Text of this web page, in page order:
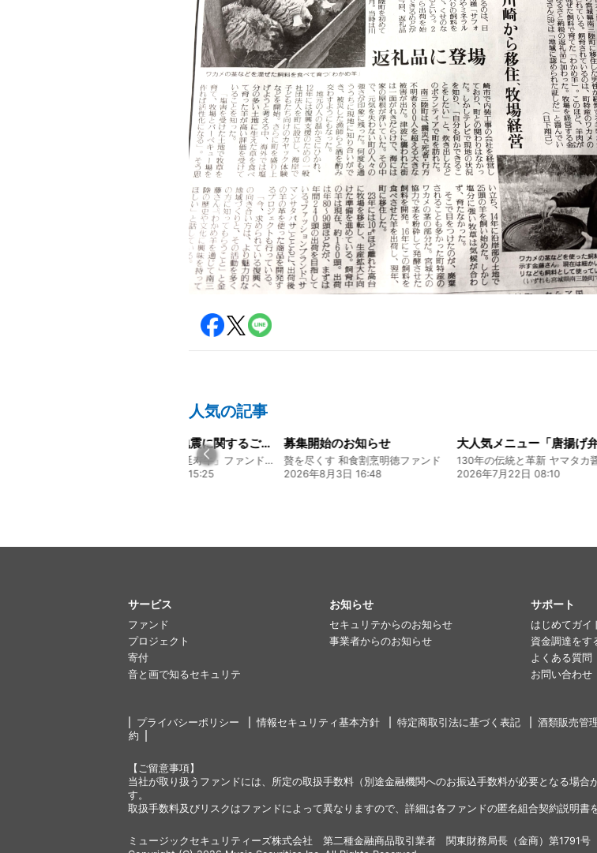
人気の記事
令和8年熊本地震に関するご報告
熊本 あか牛「延寿牛」ファンド2026
2026年7月30日 15:25
募集開始のお知らせ
贅を尽くす 和食割烹明徳ファンド
2026年8月3日 16:48
2026年7月22日 08:10
サービス
ファンド
プロジェクト
寄付
音と画で知るセキュリテ
お知らせ
セキュリテからのお知らせ
事業者からのお知らせ
サポート
はじめてガイ
資金調達をす
よくある質問
お問い合わせ
プライバシーポリシー 情報セキュリティ基本方針 特定商取引法に基づく表記 酒類販売管
約
【ご留意事項】
当社が取り扱うファンドには、所定の取扱手数料（別途金融機関へのお振込手数料が必要となる場
す。
取扱手数料及びリスクはファンドによって異なりますので、詳細は各ファンドの匿名組合契約説明書
ミュージックセキュリティーズ株式会社 第二種金融商品取引業者 関東財務局長（金商）第1791